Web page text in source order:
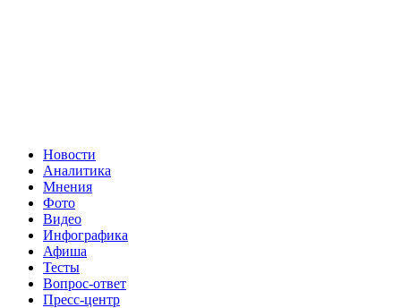
Новости
Аналитика
Мнения
Фото
Видео
Инфографика
Афиша
Тесты
Вопрос-ответ
Пресс-центр